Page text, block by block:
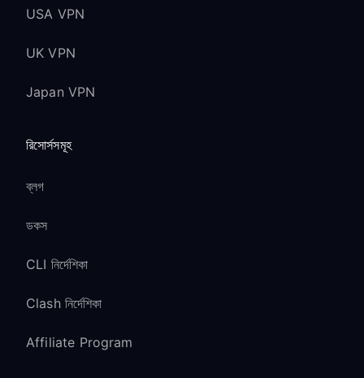
USA VPN
UK VPN
Japan VPN
রিসোর্সসমূহ
ব্লগ
ডকস
CLI নির্দেশিকা
Clash নির্দেশিকা
Affiliate Program